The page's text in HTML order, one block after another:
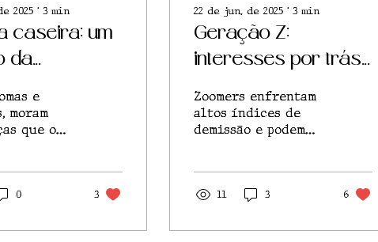
2025 ∙ 3 min
caseira: um
da
e
moram
que o
0 3
22 de jun. de 2025 ∙ 3 min
Geração Z:
interesses por trás
da demissão
Zoomers enfrentam
altos índices de
demissão e podem
11 3 6